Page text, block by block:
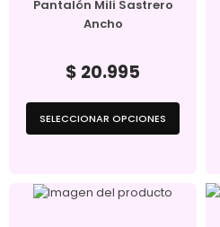
Pantalón Mili Sastrero
Ancho
$ 20.995
SELECCIONAR OPCIONES